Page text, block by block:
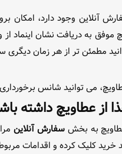
آنلاین وجود دارد،
موفق به دریافت نشان
مطمئن تر از هر زمان
می توانید شانس
از عطاویچ داشته
به بخشسفارش آنلاین
خرید کلیک کرده و اقدامات